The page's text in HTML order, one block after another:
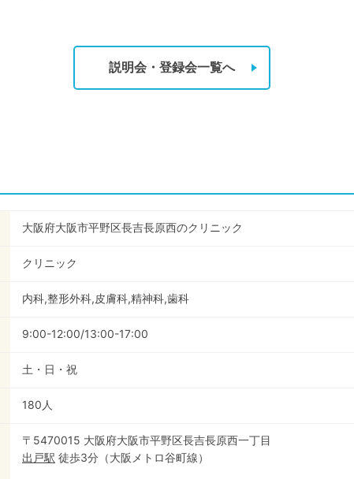
説明会・登録会一覧へ
大阪府大阪市平野区長吉長原西のクリニック
クリニック
内科,整形外科,皮膚科,精神科,歯科
9:00-12:00/13:00-17:00
土・日・祝
180 人
〒5470015 大阪府大阪市平野区長吉長原西一丁目
出戸駅 徒歩3分 （大阪メトロ谷町線）